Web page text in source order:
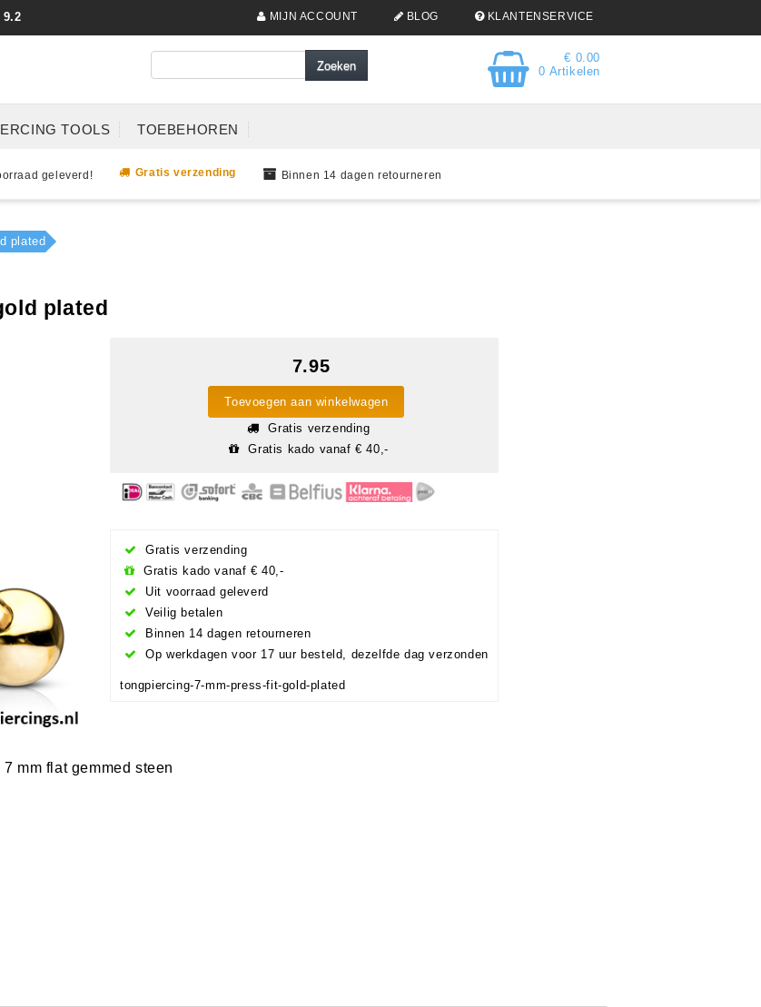
9.2 MIJN ACCOUNT BLOG KLANTENSERVICE
€ 0.00
0 Artikelen
TOOLS TOEBEHOREN
geleverd! Gratis verzending Binnen 14 dagen retourneren
plated
plated
7.95
Toevoegen aan winkelwagen
Gratis verzending
Gratis kado vanaf € 40,-
Gratis verzending
Gratis kado vanaf € 40,-
Uit voorraad geleverd
Veilig betalen
Binnen 14 dagen retourneren
Op werkdagen voor 17 uur besteld, dezelfde dag verzonden
tongpiercing-7-mm-press-fit-gold-plated
mm flat gemmed steen